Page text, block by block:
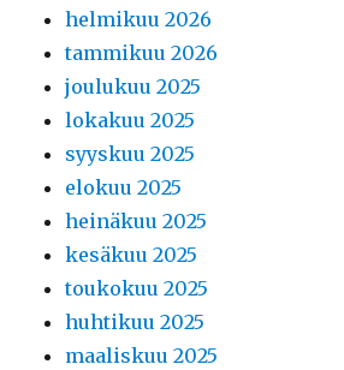
helmikuu 2026
tammikuu 2026
joulukuu 2025
lokakuu 2025
syyskuu 2025
elokuu 2025
heinäkuu 2025
kesäkuu 2025
toukokuu 2025
huhtikuu 2025
maaliskuu 2025